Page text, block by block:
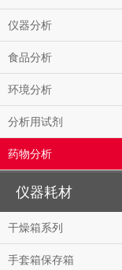
仪器分析
食品分析
环境分析
分析用试剂
药物分析
仪器耗材
干燥箱系列
手套箱保存箱